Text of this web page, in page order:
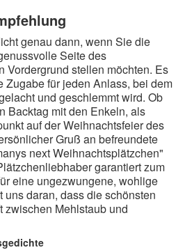
genau dann, wenn Sie die
Seite des
Vordergrund stellen möchten. Es
Zugabe für jeden Anlass, bei dem
und geschlemmt wird. Ob
Backtag mit den Enkeln, als
auf der Weihnachtsfeier des
Gruß an befreundete
next Weihnachtsplätzchen"
garantiert zum
eine ungezwungene, wohlige
uns daran, dass die schönsten
zwischen Mehlstaub und